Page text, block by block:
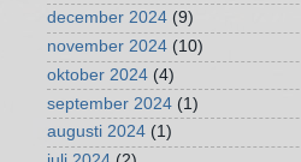
december 2024 (9)
november 2024 (10)
oktober 2024 (4)
september 2024 (1)
augusti 2024 (1)